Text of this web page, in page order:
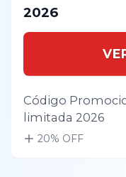
2026
Código
limitada 2026
20% OFF